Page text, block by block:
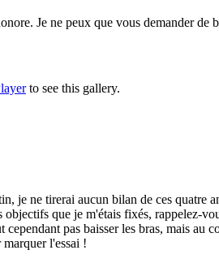
Je ne peux que vous demander
ne tirerai aucun bilan de ces quatre
que je m'étais fixés, rappelez-
pas baisser les bras, mais
l'essai !